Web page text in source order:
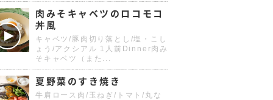
肉みそキャベツのロコモコ
丼風
キャベツ/豚肉切り落とし/塩・こし
ょう/アクシアル 1人前Dinner肉み
そキャベツ（また...
夏野菜のすき焼き
牛肩ロース肉/玉ねぎ/トマト/丸な